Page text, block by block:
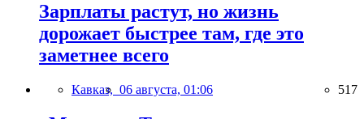
Зарплаты растут, но жизнь
дорожает быстрее там, где это
заметнее всего
Кавказ, 06 августа, 01:06 517